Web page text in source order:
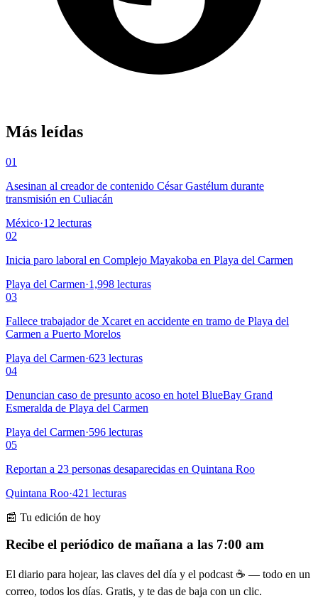
Más leídas
01
Asesinan al creador de contenido César Gastélum durante
transmisión en Culiacán
México·12 lecturas
02
Inicia paro laboral en Complejo Mayakoba en Playa del Carmen
Playa del Carmen·1,998 lecturas
03
Fallece trabajador de Xcaret en accidente en tramo de Playa del
Carmen a Puerto Morelos
Playa del Carmen·623 lecturas
04
Denuncian caso de presunto acoso en hotel BlueBay Grand
Esmeralda de Playa del Carmen
Playa del Carmen·596 lecturas
05
Reportan a 23 personas desaparecidas en Quintana Roo
Quintana Roo·421 lecturas
📰 Tu edición de hoy
Recibe el periódico de mañana a las 7:00 am
El diario para hojear, las claves del día y el podcast ☕ — todo en un
correo, todos los días. Gratis, y te das de baja con un clic.